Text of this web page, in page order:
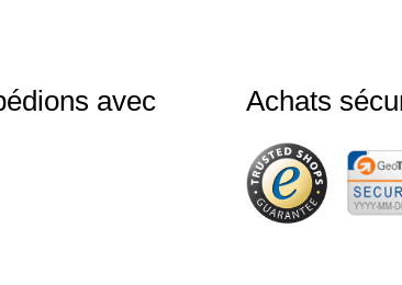
Achats
avec